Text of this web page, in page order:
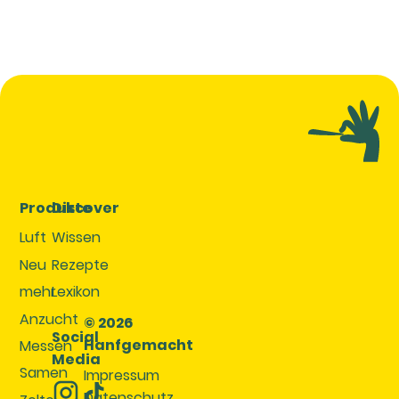
Produkte
Luft
Neu
mehr
Anzucht
Messen
Samen
Discover
Wissen
Rezepte
Lexikon
Social
Media
© 2026
Hanfgemacht
Impressum